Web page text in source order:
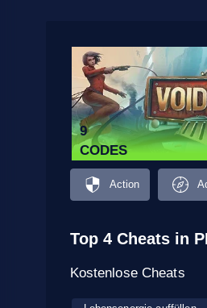
9
CODES
Action
Top 4 Cheats in
Kostenlose Cheats